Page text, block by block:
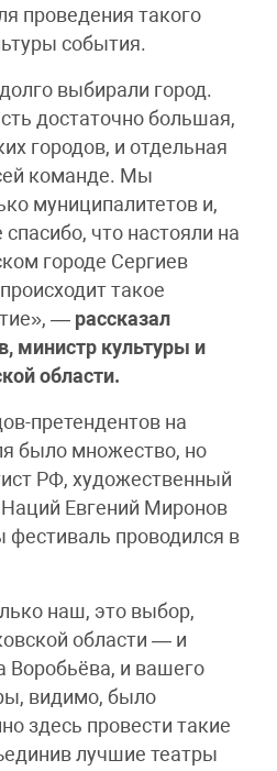
проведения такого
события.
выбирали город.
достаточно большая,
городов, и отдельная
команде. Мы
муниципалитетов и,
что настояли на
городе Сергиев
такое
— рассказал
министр культуры и
области.
претендентов на
было множество, но
РФ, художественный
Евгений Миронов
фестиваль проводился в
наш, это выбор,
области — и
и вашего
видимо, было
здесь провести такие
лучшие театры